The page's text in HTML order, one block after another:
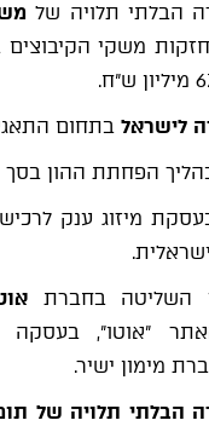
הבלתי תלויה של
משקי הקיבוצים
לישראל בתחום
הפחתת ההון בסך 3 מיליארד שקל.
מיזוג ענק
השליטה בחברת
״אוטו״,
מימון ישיר.
הבלתי תלויה של